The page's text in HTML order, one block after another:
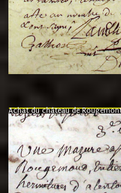
Achat du château de Rougemont
"l'an mil six cent soixante
nommé fut présent Messire
vend, purement simplement et
et chavannes conseiller du roy
que le dit seigneur Baron de la